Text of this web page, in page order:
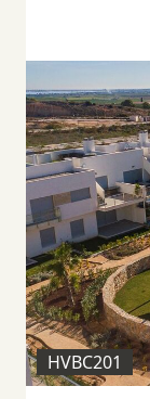
HVBC201